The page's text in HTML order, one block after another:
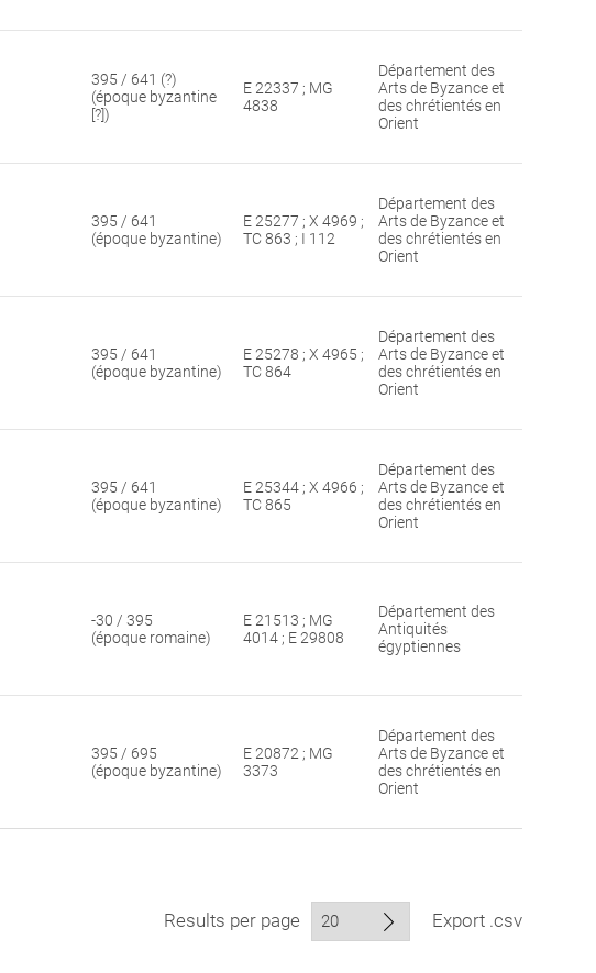
395 / 641 (?)
(époque byzantine
[?])
E 22337 ; MG
4838
Département des
Arts de Byzance et
des chrétientés en
Orient
395 / 641
(époque byzantine)
E 25277 ; X 4969 ;
TC 863 ; I 112
Département des
Arts de Byzance et
des chrétientés en
Orient
395 / 641
(époque byzantine)
E 25278 ; X 4965 ;
TC 864
Département des
Arts de Byzance et
des chrétientés en
Orient
395 / 641
(époque byzantine)
E 25344 ; X 4966 ;
TC 865
Département des
Arts de Byzance et
des chrétientés en
Orient
-30 / 395
(époque romaine)
E 21513 ; MG
4014 ; E 29808
Département des
Antiquités
égyptiennes
395 / 695
(époque byzantine)
E 20872 ; MG
3373
Département des
Arts de Byzance et
des chrétientés en
Orient
Results per page Export .csv